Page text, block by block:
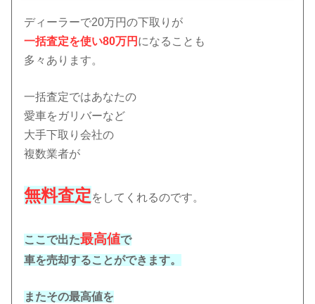
ディーラーで20万円の下取りが
一括査定を使い80万円 になることも
多々あります。
一括査定ではあなたの
愛車をガリバーなど
大手下取り会社の
複数業者が
無料査定をしてくれるのです。
ここで出た最高値で
車を売却することができます。
またその最高値を